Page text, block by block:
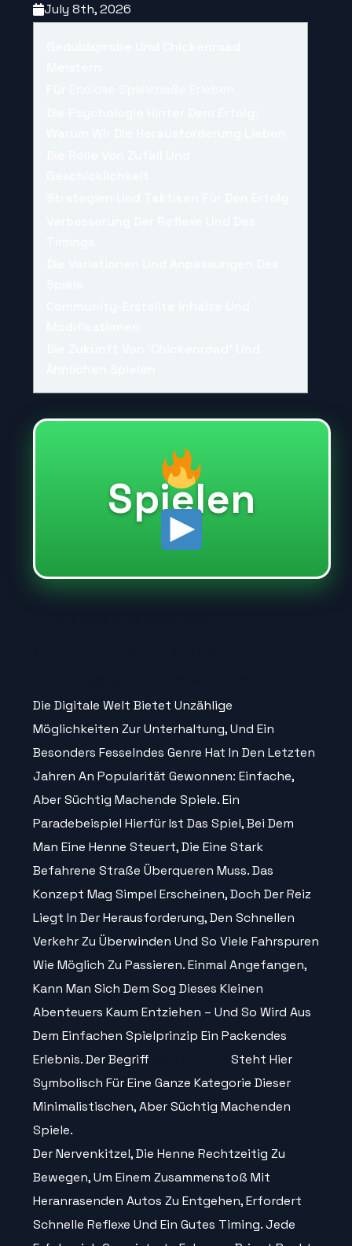
July 8th, 2026
Spielen
Die Digitale Welt Bietet Unzählige
Möglichkeiten Zur Unterhaltung, Und Ein
Besonders Fesselndes Genre Hat In Den Letzten
Jahren An Popularität Gewonnen: Einfache,
Aber Süchtig Machende Spiele. Ein
Paradebeispiel Hierfür Ist Das Spiel, Bei Dem
Man Eine Henne Steuert, Die Eine Stark
Befahrene Straße Überqueren Muss. Das
Konzept Mag Simpel Erscheinen, Doch Der Reiz
Liegt In Der Herausforderung, Den Schnellen
Verkehr Zu Überwinden Und So Viele Fahrspuren
Wie Möglich Zu Passieren. Einmal Angefangen,
Kann Man Sich Dem Sog Dieses Kleinen
Abenteuers Kaum Entziehen – Und So Wird Aus
Dem Einfachen Spielprinzip Ein Packendes
Erlebnis. Der Begriff
Steht Hier
Symbolisch Für Eine Ganze Kategorie Dieser
Minimalistischen, Aber Süchtig Machenden
Spiele.
Der Nervenkitzel, Die Henne Rechtzeitig Zu
Bewegen, Um Einem Zusammenstoß Mit
Heranrasenden Autos Zu Entgehen, Erfordert
Schnelle Reflexe Und Ein Gutes Timing. Jede